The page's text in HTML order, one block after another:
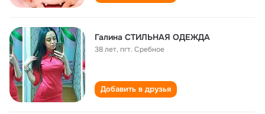
Галина СТИЛЬНАЯ ОДЕЖДА
38 лет,пгт. Сребное
Добавить в друзья